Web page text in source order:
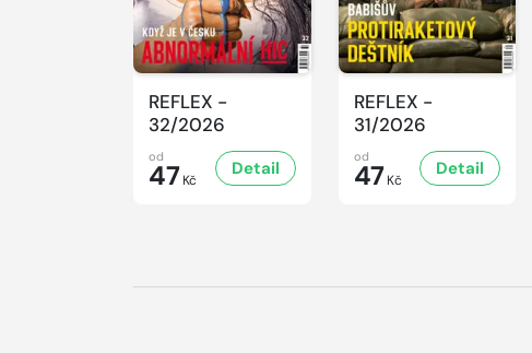
REFLEX -
32/2026
od
47 Kč
Detail
REFLEX -
31/2026
od
47 Kč
Detail